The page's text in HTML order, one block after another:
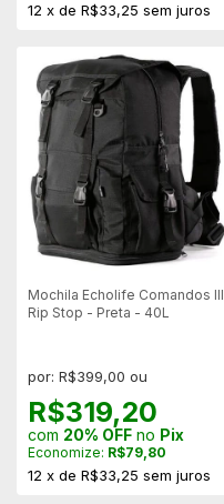
12 x de R$33,25 sem juros
Mochila Echolife Comandos III
Rip Stop - Preta - 40L
por: R$399,00 ou
R$319,20
com 20% OFF no Pix
Economize: R$79,80
12 x de R$33,25 sem juros